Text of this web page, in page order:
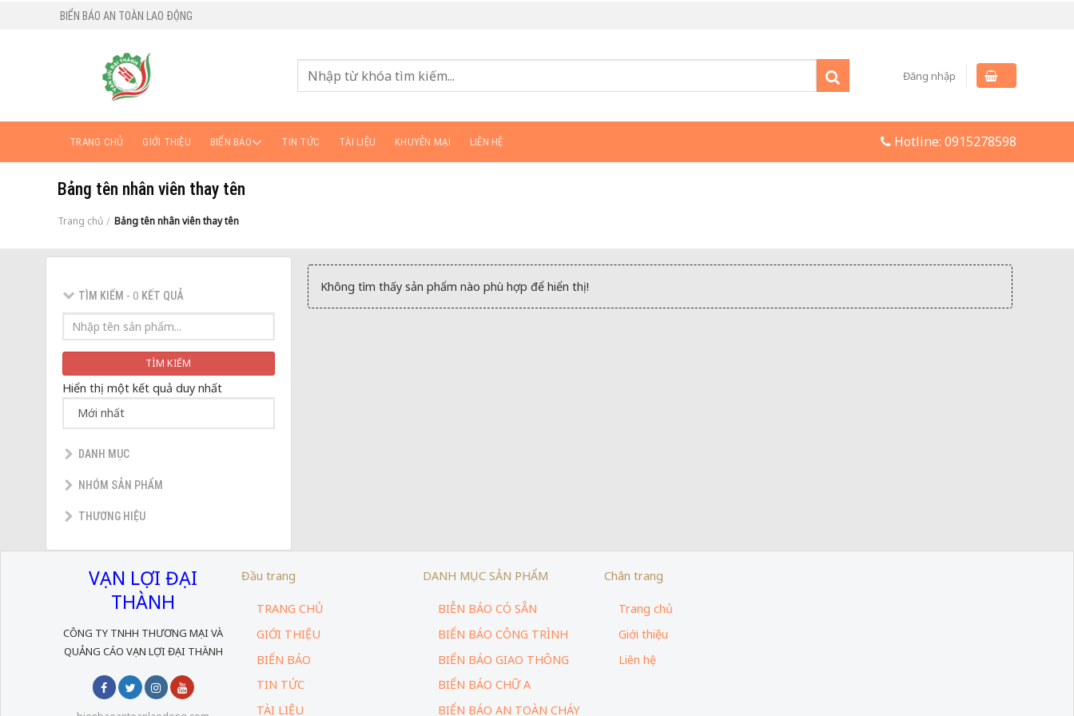
BIỂN BÁO AN TOÀN LAO ĐỘNG
Đăng nhập
TRANG CHỦ GIỚI THIỆU BIỂN BÁO TIN TỨC TÀI LIỆU KHUYỄN MẠI LIÊN HỆ Hotline: 0915278598
Bảng tên nhân viên thay tên
Trang chủ / Bảng tên nhân viên thay tên
TÌM KIẾM - 0 KẾT QUẢ
TÌM KIẾM
Hiển thị một kết quả duy nhất
DANH MỤC
NHÓM SẢN PHẨM
THƯƠNG HIỆU
Không tìm thấy sản phẩm nào phù hợp để hiển thị!
VẠN LỢI ĐẠI
THÀNH
CÔNG TY TNHH THƯƠNG MẠI VÀ
QUẢNG CÁO VẠN LỢI ĐẠI THÀNH
Đầu trang
TRANG CHỦ
GIỚI THIỆU
BIỂN BÁO
TIN TỨC
TÀI LIỆU
DANH MỤC SẢN PHẨM
BIỄN BÁO CÓ SẴN
BIỂN BÁO CÔNG TRÌNH
BIỂN BÁO GIAO THÔNG
BIỂN BÁO CHỮ A
BIỂN BÁO AN TOÀN CHÁY
Chân trang
Trang chủ
Giới thiệu
Liên hệ